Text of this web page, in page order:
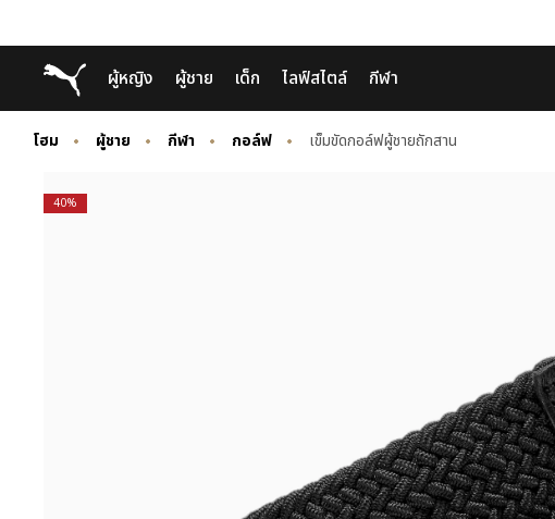
to
Main
content
to
Footer
Content
Puma โฮม
ผู้หญิง ผู้ชาย เด็ก ไลฟ์สไตล์ กีฬา
โฮม ผู้ชาย กีฬา กอล์ฟ เข็มขัดกอล์ฟผู้ชายถักสาน
40%